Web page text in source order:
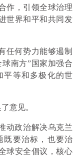
作，引领全球治理
世界和平和共同发
任何势力能够遏制
南方”国家加强合
平等和多极化的世
意见。
动政治解决乌克兰
既要治标，也要治
球安全倡议，核心